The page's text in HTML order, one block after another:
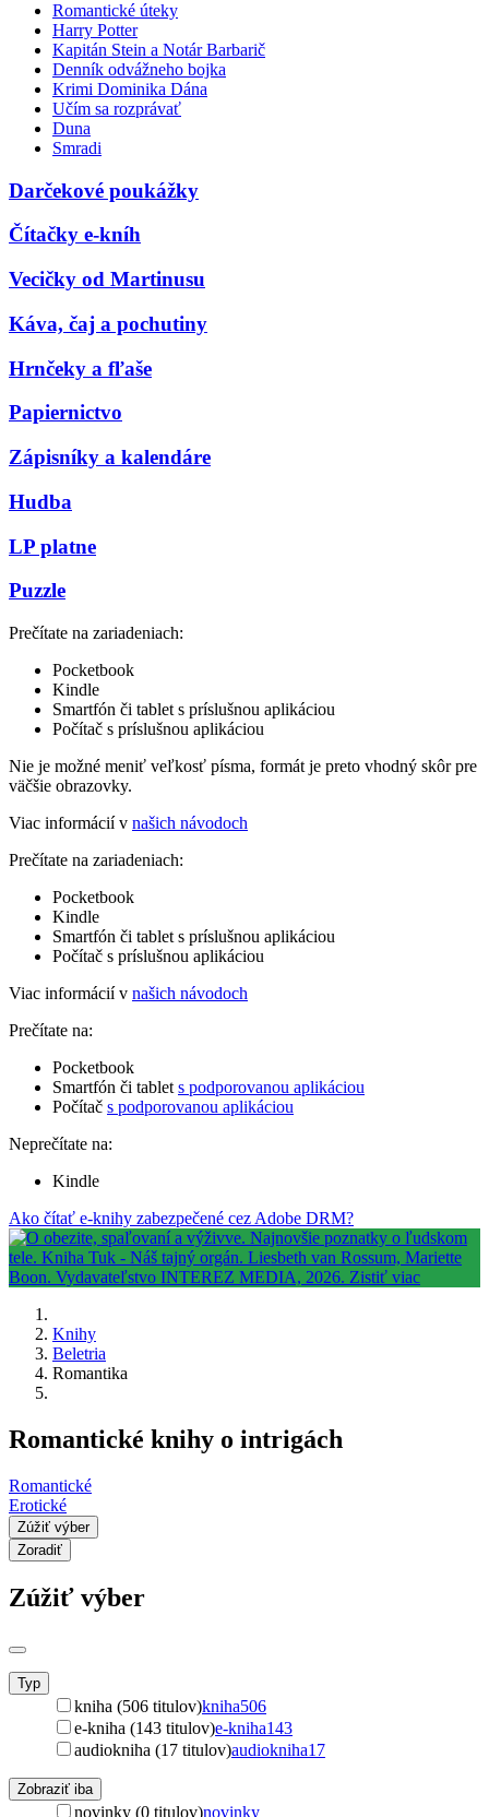
Romantické úteky
Harry Potter
Kapitán Stein a Notár Barbarič
Denník odvážneho bojka
Krimi Dominika Dána
Učím sa rozprávať
Duna
Smradi
Darčekové poukážky
Čítačky e-kníh
Vecičky od Martinusu
Káva, čaj a pochutiny
Hrnčeky a fľaše
Papiernictvo
Zápisníky a kalendáre
Hudba
LP platne
Puzzle
Prečítate na zariadeniach:
Pocketbook
Kindle
Smartfón či tablet s príslušnou aplikáciou
Počítač s príslušnou aplikáciou
Nie je možné meniť veľkosť písma, formát je preto vhodný skôr pre
väčšie obrazovky.
Viac informácií v našich návodoch
Prečítate na zariadeniach:
Pocketbook
Kindle
Smartfón či tablet s príslušnou aplikáciou
Počítač s príslušnou aplikáciou
Viac informácií v našich návodoch
Prečítate na:
Pocketbook
Smartfón či tablet s podporovanou aplikáciou
Počítač s podporovanou aplikáciou
Neprečítate na:
Kindle
Ako čítať e-knihy zabezpečené cez Adobe DRM?
Knihy
Beletria
Romantika
Romantické knihy o intrigách
Romantické
Erotické
Zúžiť výber
Zoradiť
Zúžiť výber
Typ
kniha (506 titulov)kniha506
e-kniha (143 titulov)e-kniha143
audiokniha (17 titulov)audiokniha17
Zobraziť iba
novinky (0 titulov)novinky